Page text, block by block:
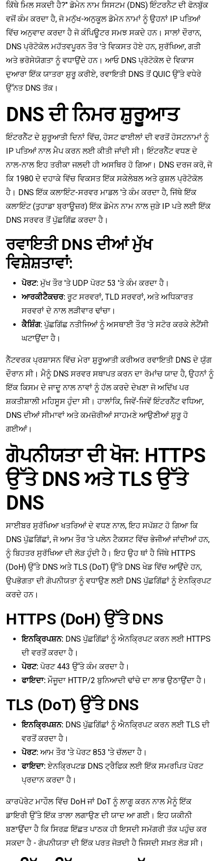
ਕਿੱਥੇ ਮਿਲ ਸਕਦੀ ਹੈ?" ਡੋਮੇਨ ਨਾਮ ਸਿਸਟਮ (DNS) ਇੰਟਰਨੈਟ ਦੀ ਫੋਨਬੁੱਕ
ਵਜੋਂ ਕੰਮ ਕਰਦਾ ਹੈ, ਜੋ ਮਨੁੱਖ-ਅਨੁਕੂਲ ਡੋਮੇਨ ਨਾਮਾਂ ਨੂੰ ਉਹਨਾਂ IP ਪਤਿਆਂ
ਵਿੱਚ ਅਨੁਵਾਦ ਕਰਦਾ ਹੈ ਜੋ ਕੰਪਿਊਟਰ ਸਮਝ ਸਕਦੇ ਹਨ। ਸਾਲਾਂ ਦੌਰਾਨ,
DNS ਪ੍ਰੋਟੋਕੋਲ ਮਹੱਤਵਪੂਰਨ ਤੌਰ 'ਤੇ ਵਿਕਸਤ ਹੋਏ ਹਨ, ਸੁਰੱਖਿਆ, ਗਤੀ
ਅਤੇ ਭਰੋਸੇਯੋਗਤਾ ਨੂੰ ਵਧਾਉਂਦੇ ਹਨ। ਆਓ DNS ਪ੍ਰੋਟੋਕੋਲ ਦੇ ਵਿਕਾਸ
ਦੁਆਰਾ ਇੱਕ ਯਾਤਰਾ ਸ਼ੁਰੂ ਕਰੀਏ, ਰਵਾਇਤੀ DNS ਤੋਂ QUIC ਉੱਤੇ ਵਧੇਰੇ
ਉੱਨਤ DNS ਤੱਕ।
DNS ਦੀ ਨਿਮਰ ਸ਼ੁਰੂਆਤ
ਇੰਟਰਨੈੱਟ ਦੇ ਸ਼ੁਰੂਆਤੀ ਦਿਨਾਂ ਵਿੱਚ, ਹੋਸਟ ਫਾਈਲਾਂ ਦੀ ਵਰਤੋਂ ਹੋਸਟਨਾਮਾਂ ਨੂੰ
IP ਪਤਿਆਂ ਨਾਲ ਮੈਪ ਕਰਨ ਲਈ ਕੀਤੀ ਜਾਂਦੀ ਸੀ। ਇੰਟਰਨੈੱਟ ਵਧਣ ਦੇ
ਨਾਲ-ਨਾਲ ਇਹ ਤਰੀਕਾ ਜਲਦੀ ਹੀ ਅਸਥਿਰ ਹੋ ਗਿਆ। DNS ਦਰਜ ਕਰੋ, ਜੋ
ਕਿ 1980 ਦੇ ਦਹਾਕੇ ਵਿੱਚ ਵਿਕਸਤ ਇੱਕ ਸਕੇਲੇਬਲ ਅਤੇ ਕੁਸ਼ਲ ਪ੍ਰੋਟੋਕੋਲ
ਹੈ। DNS ਇੱਕ ਕਲਾਇੰਟ-ਸਰਵਰ ਮਾਡਲ 'ਤੇ ਕੰਮ ਕਰਦਾ ਹੈ, ਜਿੱਥੇ ਇੱਕ
ਕਲਾਇੰਟ (ਤੁਹਾਡਾ ਬ੍ਰਾਊਜ਼ਰ) ਇੱਕ ਡੋਮੇਨ ਨਾਮ ਨਾਲ ਜੁੜੇ IP ਪਤੇ ਲਈ ਇੱਕ
DNS ਸਰਵਰ ਤੋਂ ਪੁੱਛਗਿੱਛ ਕਰਦਾ ਹੈ।
ਰਵਾਇਤੀ DNS ਦੀਆਂ ਮੁੱਖ
ਵਿਸ਼ੇਸ਼ਤਾਵਾਂ:
ਪੋਰਟ: ਮੁੱਖ ਤੌਰ 'ਤੇ UDP ਪੋਰਟ 53 'ਤੇ ਕੰਮ ਕਰਦਾ ਹੈ।
ਆਰਕੀਟੈਕਚਰ: ਰੂਟ ਸਰਵਰਾਂ, TLD ਸਰਵਰਾਂ, ਅਤੇ ਅਧਿਕਾਰਤ
ਸਰਵਰਾਂ ਦੇ ਨਾਲ ਲੜੀਵਾਰ ਢਾਂਚਾ।
ਕੈਸ਼ਿੰਗ:ਪੁੱਛਗਿੱਛ ਨਤੀਜਿਆਂ ਨੂੰ ਅਸਥਾਈ ਤੌਰ 'ਤੇ ਸਟੋਰ ਕਰਕੇ ਲੇਟੈਂਸੀ
ਘਟਾਉਂਦਾ ਹੈ।
ਨੈੱਟਵਰਕ ਪ੍ਰਸ਼ਾਸਨ ਵਿੱਚ ਮੇਰਾ ਸ਼ੁਰੂਆਤੀ ਕਰੀਅਰ ਰਵਾਇਤੀ DNS ਦੇ ਯੁੱਗ
ਦੌਰਾਨ ਸੀ। ਮੈਨੂੰ DNS ਸਰਵਰ ਸਥਾਪਤ ਕਰਨ ਦਾ ਰੋਮਾਂਚ ਯਾਦ ਹੈ, ਉਹਨਾਂ ਨੂੰ
ਇੱਕ ਕਿਸਮ ਦੇ ਜਾਦੂ ਨਾਲ ਨਾਵਾਂ ਨੂੰ ਹੱਲ ਕਰਦੇ ਦੇਖਣਾ ਜੋ ਅਦਿੱਖ ਪਰ
ਸ਼ਕਤੀਸ਼ਾਲੀ ਮਹਿਸੂਸ ਹੁੰਦਾ ਸੀ। ਹਾਲਾਂਕਿ, ਜਿਵੇਂ-ਜਿਵੇਂ ਇੰਟਰਨੈੱਟ ਵਧਿਆ,
DNS ਦੀਆਂ ਸੀਮਾਵਾਂ ਅਤੇ ਕਮਜ਼ੋਰੀਆਂ ਸਾਹਮਣੇ ਆਉਣੀਆਂ ਸ਼ੁਰੂ ਹੋ
ਗਈਆਂ।
ਗੋਪਨੀਯਤਾ ਦੀ ਖੋਜ: HTTPS
ਉੱਤੇ DNS ਅਤੇ TLS ਉੱਤੇ
DNS
ਸਾਈਬਰ ਸੁਰੱਖਿਆ ਖਤਰਿਆਂ ਦੇ ਵਧਣ ਨਾਲ, ਇਹ ਸਪੱਸ਼ਟ ਹੋ ਗਿਆ ਕਿ
DNS ਪੁੱਛਗਿੱਛਾਂ, ਜੋ ਆਮ ਤੌਰ 'ਤੇ ਪਲੇਨ ਟੈਕਸਟ ਵਿੱਚ ਭੇਜੀਆਂ ਜਾਂਦੀਆਂ ਹਨ,
ਨੂੰ ਬਿਹਤਰ ਸੁਰੱਖਿਆ ਦੀ ਲੋੜ ਹੁੰਦੀ ਹੈ। ਇਹ ਉਹ ਥਾਂ ਹੈ ਜਿੱਥੇ HTTPS
(DoH) ਉੱਤੇ DNS ਅਤੇ TLS (DoT) ਉੱਤੇ DNS ਖੇਡ ਵਿੱਚ ਆਉਂਦੇ ਹਨ,
ਉਪਭੋਗਤਾ ਦੀ ਗੋਪਨੀਯਤਾ ਨੂੰ ਵਧਾਉਣ ਲਈ DNS ਪੁੱਛਗਿੱਛਾਂ ਨੂੰ ਏਨਕ੍ਰਿਪਟ
ਕਰਦੇ ਹਨ।
HTTPS (DoH) ਉੱਤੇ DNS
ਇਨਕ੍ਰਿਪਸ਼ਨ: DNS ਪੁੱਛਗਿੱਛਾਂ ਨੂੰ ਐਨਕ੍ਰਿਪਟ ਕਰਨ ਲਈ HTTPS
ਦੀ ਵਰਤੋਂ ਕਰਦਾ ਹੈ।
ਪੋਰਟ:ਪੋਰਟ 443 ਉੱਤੇ ਕੰਮ ਕਰਦਾ ਹੈ।
ਫਾਇਦਾ: ਮੌਜੂਦਾ HTTP/2 ਬੁਨਿਆਦੀ ਢਾਂਚੇ ਦਾ ਲਾਭ ਉਠਾਉਂਦਾ ਹੈ।
TLS (DoT) ਉੱਤੇ DNS
ਇਨਕ੍ਰਿਪਸ਼ਨ: DNS ਪੁੱਛਗਿੱਛਾਂ ਨੂੰ ਐਨਕ੍ਰਿਪਟ ਕਰਨ ਲਈ TLS ਦੀ
ਵਰਤੋਂ ਕਰਦਾ ਹੈ।
ਪੋਰਟ: ਆਮ ਤੌਰ 'ਤੇ ਪੋਰਟ 853 'ਤੇ ਚੱਲਦਾ ਹੈ।
ਫਾਇਦਾ:ਏਨਕ੍ਰਿਪਟਡ DNS ਟ੍ਰੈਫਿਕ ਲਈ ਇੱਕ ਸਮਰਪਿਤ ਪੋਰਟ
ਪ੍ਰਦਾਨ ਕਰਦਾ ਹੈ।
ਕਾਰਪੋਰੇਟ ਮਾਹੌਲ ਵਿੱਚ DoH ਜਾਂ DoT ਨੂੰ ਲਾਗੂ ਕਰਨ ਨਾਲ ਮੈਨੂੰ ਇੱਕ
ਡਾਇਰੀ ਉੱਤੇ ਇੱਕ ਤਾਲਾ ਲਗਾਉਣ ਦੀ ਯਾਦ ਆ ਗਈ। ਇਹ ਯਕੀਨੀ
ਬਣਾਉਂਦਾ ਹੈ ਕਿ ਸਿਰਫ਼ ਇੱਛਤ ਪਾਠਕ ਹੀ ਇਸਦੀ ਸਮੱਗਰੀ ਤੱਕ ਪਹੁੰਚ ਕਰ
ਸਕਦਾ ਹੈ - ਗੋਪਨੀਯਤਾ ਦੀ ਇੱਕ ਪਰਤ ਜੋੜਦੀ ਹੈ ਜਿਸਦੀ ਸਖ਼ਤ ਲੋੜ ਸੀ।